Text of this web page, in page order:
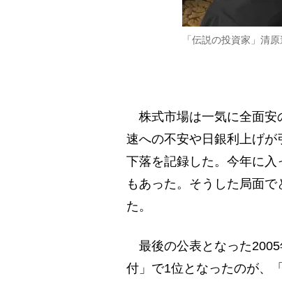
「伝説の投資家」清
株式市場は一気に全面
速への不安や日銀利上げ
下落を記録した。今年に
もあった。そうした局面
た。
最後の公表となった2005
付」で1位となったのが、